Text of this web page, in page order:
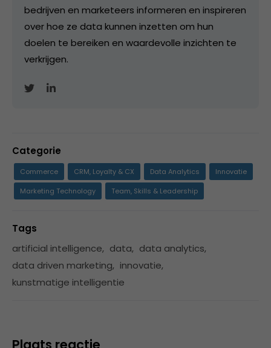
bedrijven en marketeers informeren en inspireren
over hoe ze data kunnen inzetten om hun
doelen te bereiken en waardevolle inzichten te
verkrijgen.
Categorie
Commerce CRM, Loyalty & CX Data Analytics
Innovatie
Marketing Technology
Team, Skills & Leadership
Tags
artificial intelligence, data, data analytics,
data driven marketing, innovatie,
kunstmatige intelligentie